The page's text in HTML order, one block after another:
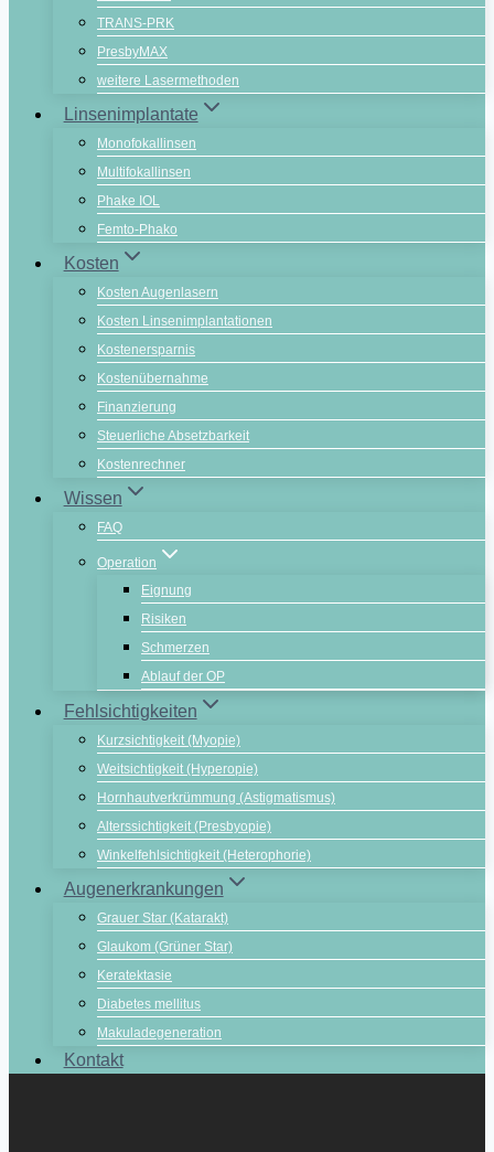
TRANS-PRK
PresbyMAX
weitere Lasermethoden
Linsenimplantate
Monofokallinsen
Multifokallinsen
Phake IOL
Femto-Phako
Kosten
Kosten Augenlasern
Kosten Linsenimplantationen
Kostenersparnis
Kostenübernahme
Finanzierung
Steuerliche Absetzbarkeit
Kostenrechner
Wissen
FAQ
Operation
Eignung
Risiken
Schmerzen
Ablauf der OP
Fehlsichtigkeiten
Kurzsichtigkeit (Myopie)
Weitsichtigkeit (Hyperopie)
Hornhautverkrümmung (Astigmatismus)
Alterssichtigkeit (Presbyopie)
Winkelfehlsichtigkeit (Heterophorie)
Augenerkrankungen
Grauer Star (Katarakt)
Glaukom (Grüner Star)
Keratektasie
Diabetes mellitus
Makuladegeneration
Kontakt